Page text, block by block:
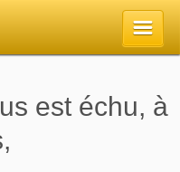
est échu, à